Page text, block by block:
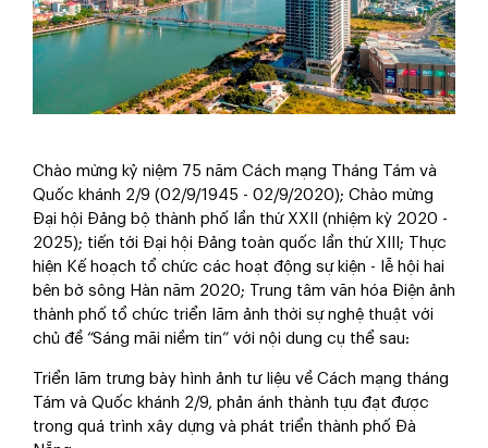
Chào mừng kỷ niệm 75 năm Cách mạng Tháng Tám và
Quốc khánh 2/9 (02/9/1945 - 02/9/2020); Chào mừng
Đại hội Đảng bộ thành phố lần thứ XXII (nhiệm kỳ 2020 -
2025); tiến tới Đại hội Đảng toàn quốc lần thứ XIII; Thực
hiện Kế hoạch tổ chức các hoạt động sự kiện - lễ hội hai
bên bờ sông Hàn năm 2020; Trung tâm văn hóa Điện ảnh
thành phố tổ chức triển lãm ảnh thời sự nghệ thuật với
chủ đề “Sáng mãi niềm tin” với nội dung cụ thể sau:
Triển lãm trưng bày hình ảnh tư liệu về Cách mạng tháng
Tám và Quốc khánh 2/9, phản ánh thành tựu đạt được
trong quá trình xây dựng và phát triển thành phố Đà